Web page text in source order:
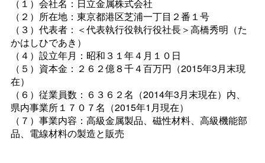
（１）会社名：日立金属株式会社
（２）所在地：東京都港区芝浦一丁目２番１号
（３）代表者：＜代表執行役執行役社長＞高橋秀明（た
かはしひであき）
（４）設立年月：昭和３１年４月１０日
（５）資本金：２６２億８千４百万円（2015年3月末現
在）
（６）従業員数：６３６２名（2014年3月末現在）内、
県内事業所１７０７名（2015年1月現在）
（７）事業内容：高級金属製品、磁性材料、高級機能部
品、電線材料の製造と販売